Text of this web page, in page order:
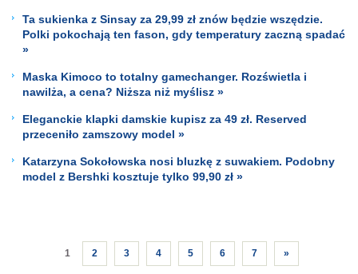
Ta sukienka z Sinsay za 29,99 zł znów będzie wszędzie.
Polki pokochają ten fason, gdy temperatury zaczną spadać
»
Maska Kimoco to totalny gamechanger. Rozświetla i
nawilża, a cena? Niższa niż myślisz »
Eleganckie klapki damskie kupisz za 49 zł. Reserved
przeceniło zamszowy model »
Katarzyna Sokołowska nosi bluzkę z suwakiem. Podobny
model z Bershki kosztuje tylko 99,90 zł »
1 2 3 4 5 6 7 »